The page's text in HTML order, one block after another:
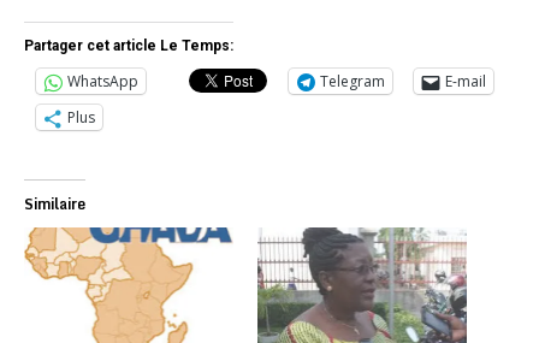
Partager cet article Le Temps:
WhatsApp Telegram
E-mail
Plus
Similaire